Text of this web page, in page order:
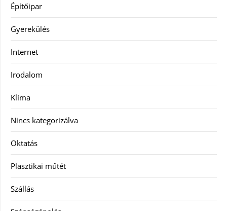
Építőipar
Gyerekülés
Internet
Irodalom
Klíma
Nincs kategorizálva
Oktatás
Plasztikai műtét
Szállás